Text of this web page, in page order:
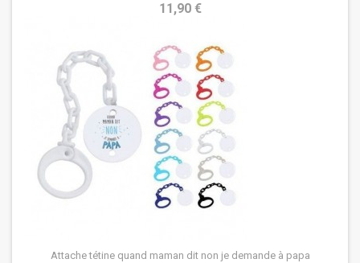
11,90 €
Attache tétine quand maman dit non je demande à papa